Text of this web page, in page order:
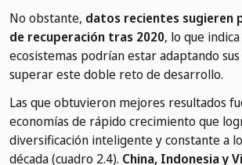
No obstante, datos recientes sugieren
de recuperación tras 2020, lo que
ecosistemas podrían estar adaptando
superar este doble reto de desarrollo.
Las que obtuvieron mejores resultados
economías de rápido crecimiento que
diversificación inteligente y constante a
década (cuadro 2.4). China, Indonesia y